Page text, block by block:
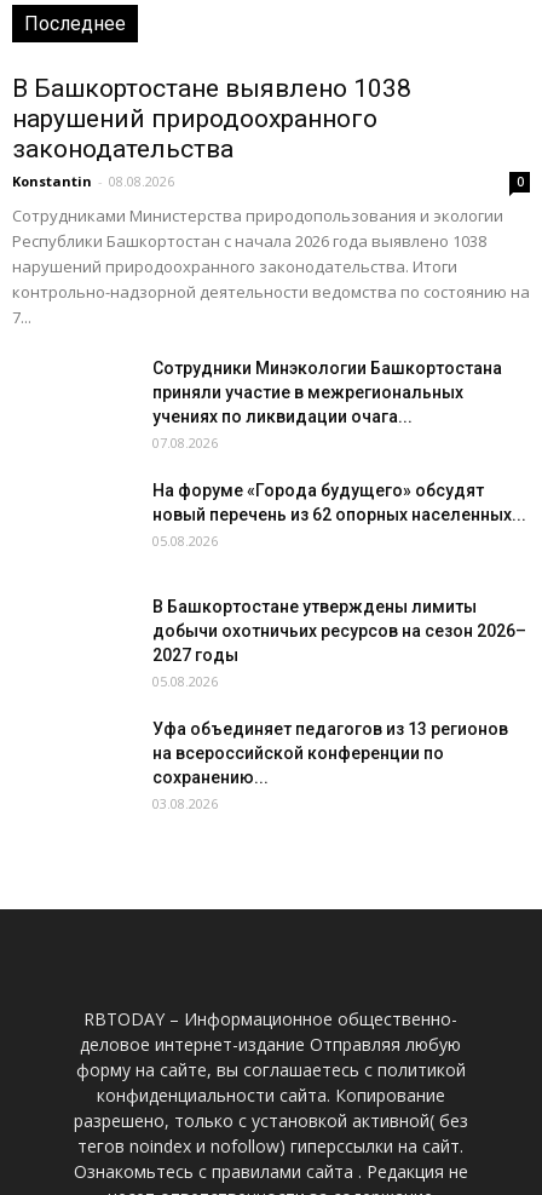
Последнее
В Башкортостане выявлено 1038
нарушений природоохранного
законодательства
Konstantin - 08.08.2026 0
Сотрудниками Министерства природопользования и экологии
Республики Башкортостан с начала 2026 года выявлено 1038
нарушений природоохранного законодательства. Итоги
контрольно-надзорной деятельности ведомства по состоянию на
7...
Сотрудники Минэкологии Башкортостана
приняли участие в межрегиональных
учениях по ликвидации очага...
07.08.2026
На форуме «Города будущего» обсудят
новый перечень из 62 опорных населенных...
05.08.2026
В Башкортостане утверждены лимиты
добычи охотничьих ресурсов на сезон 2026–
2027 годы
05.08.2026
Уфа объединяет педагогов из 13 регионов
на всероссийской конференции по
сохранению...
03.08.2026
RBTODAY – Информационное общественно-
деловое интернет-издание Отправляя любую
форму на сайте, вы соглашаетесь с политикой
конфиденциальности сайта. Копирование
разрешено, только с установкой активной( без
тегов noindex и nofollow) гиперссылки на сайт.
Ознакомьтесь с правилами сайта . Редакция не